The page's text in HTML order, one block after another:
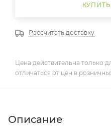
Рассчитать доставку
Цена действительна только
отличаться от цен в
Описание